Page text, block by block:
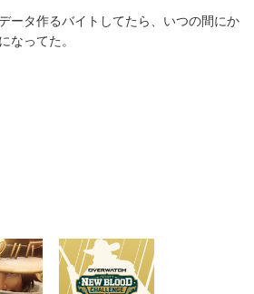
ータ作るバイトしてたら、いつの間にか
なってた。